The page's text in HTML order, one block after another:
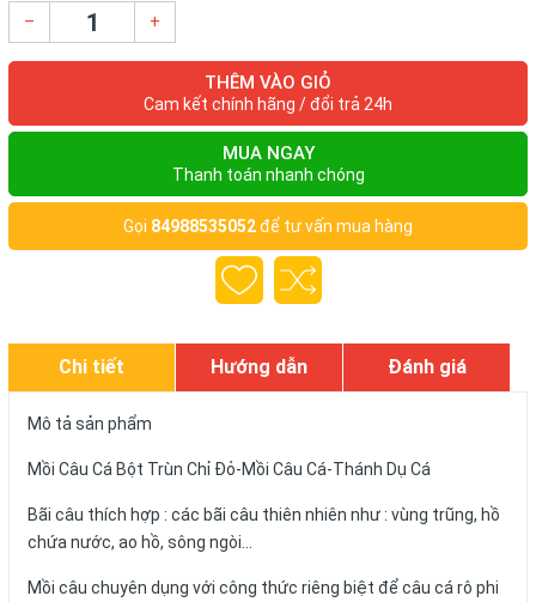
– +
THÊM VÀO GIỎ
Cam kết chính hãng / đổi trả 24h
MUA NGAY
Thanh toán nhanh chóng
Gọi 84988535052để tư vấn mua hàng
Chi tiết Hướng dẫn Đánh giá
Mô tả sản phẩm
Mồi Câu Cá Bột Trùn Chỉ Đỏ-Mồi Câu Cá-Thánh Dụ Cá
Bãi câu thích hợp : các bãi câu thiên nhiên như : vùng trũng, hồ
chứa nước, ao hồ, sông ngòi…
Mồi câu chuyên dụng với công thức riêng biệt để câu cá rô phi